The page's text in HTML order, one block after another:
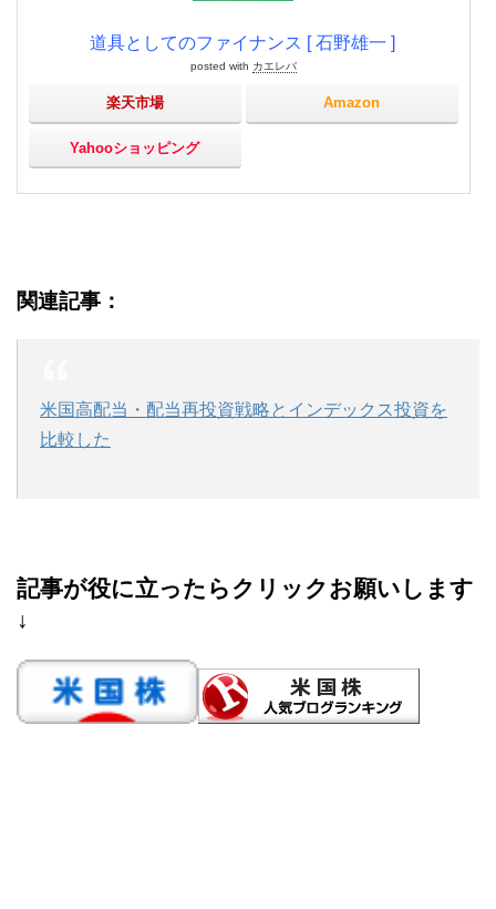
道具としてのファイナンス [ 石野雄一 ]
posted with カエレバ
楽天市場 Amazon
Yahooショッピング
関連記事：
米国高配当・配当再投資戦略とインデックス投資を
比較した
記事が役に立ったらクリックお願いします
↓